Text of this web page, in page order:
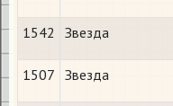
1542 Звезда
1507 Звезда